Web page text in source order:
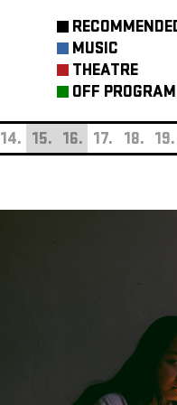
MUSIC
THEATRE
OFF PROGRAM
14. 15. 16. 17. 18. 19.